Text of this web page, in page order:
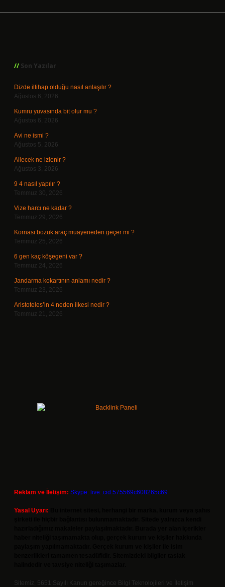
Son Yazılar
Dizde iltihap olduğu nasıl anlaşılır ?
Ağustos 6, 2026
Kumru yuvasında bit olur mu ?
Ağustos 6, 2026
Avi ne ismi ?
Ağustos 5, 2026
Ailecek ne izlenir ?
Ağustos 3, 2026
9 4 nasıl yapılır ?
Temmuz 30, 2026
Vize harcı ne kadar ?
Temmuz 29, 2026
Kornası bozuk araç muayeneden geçer mi ?
Temmuz 25, 2026
6 gen kaç köşegeni var ?
Temmuz 24, 2026
Jandarma kokartının anlamı nedir ?
Temmuz 23, 2026
Aristoteles’in 4 neden ilkesi nedir ?
Temmuz 21, 2026
Reklam ve İletişim: Skype: live:.cid.575569c608265c69
Yasal Uyarı:
Sitemiz, 5651 Sayılı Kanun gereğince Bilgi Teknolojileri ve İletişim